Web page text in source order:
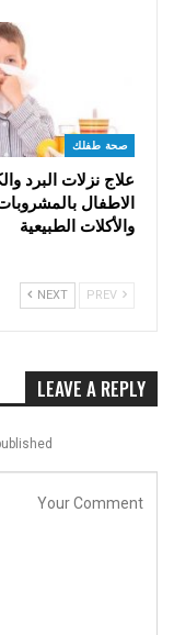
صحة طفلك
علاج نزلات البرد
الاطفال
والأكلات الطبيعية
NEXT
LEAVE A REPLY